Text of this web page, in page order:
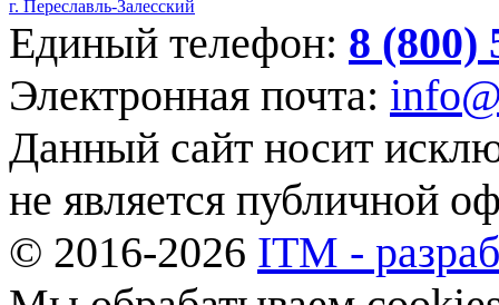
г. Переславль-Залесский
Единый телефон: 8 (800)
Электронная почта:
Данный сайт носит
не является публичной
© 2016-2026 ITM -